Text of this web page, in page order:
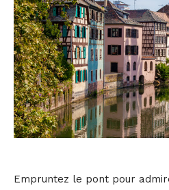
Empruntez le pont pour